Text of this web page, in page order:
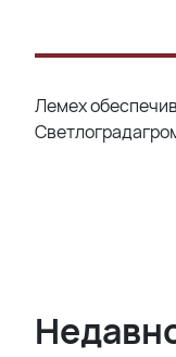
Лемех